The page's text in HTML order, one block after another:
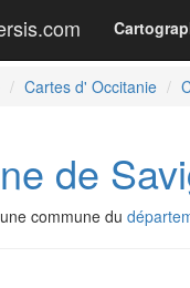
Cartes d' Occitanie
de
commune du